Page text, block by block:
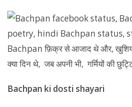
Bachpan ki dosti shayari